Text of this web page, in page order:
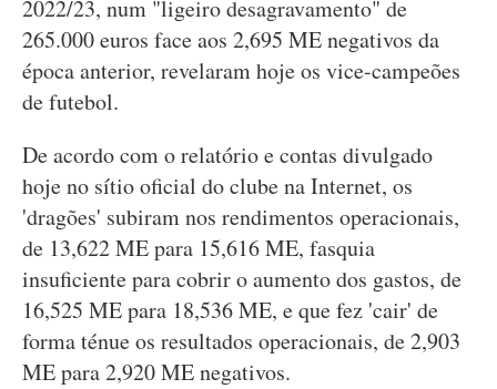
2022/23, num "ligeiro desagravamento" de
265.000 euros face aos 2,695 ME negativos da
época anterior, revelaram hoje os vice-campeões
de futebol.
De acordo com o relatório e contas divulgado
hoje no sítio oficial do clube na Internet, os
'dragões' subiram nos rendimentos operacionais,
de 13,622 ME para 15,616 ME, fasquia
insuficiente para cobrir o aumento dos gastos, de
16,525 ME para 18,536 ME, e que fez 'cair' de
forma ténue os resultados operacionais, de 2,903
ME para 2,920 ME negativos.